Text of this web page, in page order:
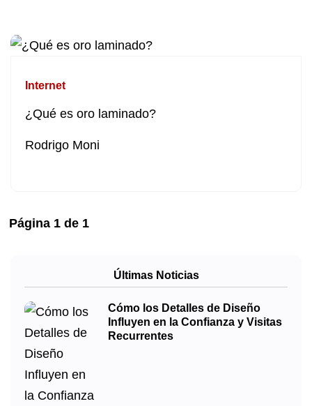
Internet
¿Qué es oro laminado?
Rodrigo Moni
Página 1 de 1
Últimas Noticias
Cómo los Detalles de Diseño
Influyen en la Confianza y Visitas
Recurrentes